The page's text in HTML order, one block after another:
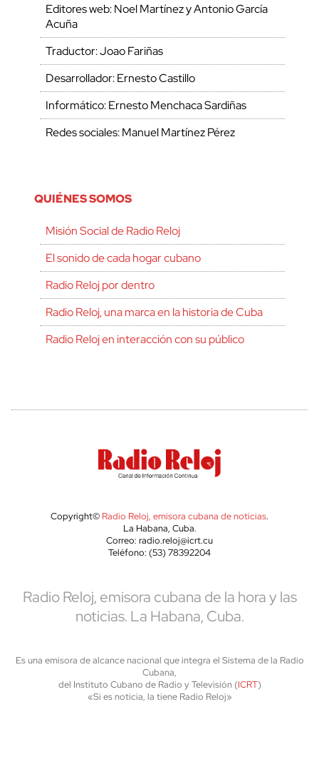
Editores web: Noel Martínez y Antonio García
Acuña
Traductor: Joao Fariñas
Desarrollador: Ernesto Castillo
Informático: Ernesto Menchaca Sardiñas
Redes sociales: Manuel Martínez Pérez
QUIÉNES SOMOS
Misión Social de Radio Reloj
El sonido de cada hogar cubano
Radio Reloj por dentro
Radio Reloj, una marca en la historia de Cuba
Radio Reloj en interacción con su público
Copyright© Radio Reloj, emisora cubana de noticias.
La Habana, Cuba.
Correo: radio.reloj@icrt.cu
Teléfono: (53) 78392204
Radio Reloj, emisora cubana de la hora y las
noticias. La Habana, Cuba.
Es una emisora de alcance nacional que integra el Sistema de la Radio
Cubana,
del Instituto Cubano de Radio y Televisión (ICRT)
«Si es noticia, la tiene Radio Reloj»